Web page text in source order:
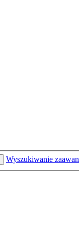
Wyszukiwanie